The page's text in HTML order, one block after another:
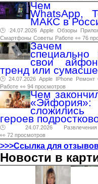
Чем
WhatsApp,
МАКС в
🕑 24.07.2026 Apple Обзоры
Смартфоны Советы Работе 👀 76
Зачем
специально
свои
тренд или
🕑 24.07.2026 Apple IPhone Ремонт
Работе 👀 94 просмотров
Чем
героев
🕑 24.07.2026 Развлечения
👀 72 просмотров
>>>Ссылка для
Новости в